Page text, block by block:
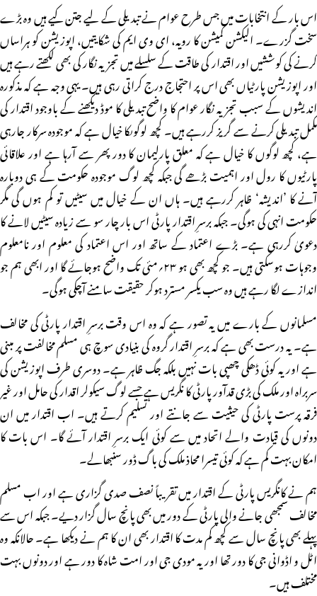
اس بار کے انتخابات میں جس طرح عوام نے تبدیلی کے لیے جتن کیے ہیں وہ بڑے
سخت گزرے۔ الیکشن کمیشن کا رویہ، ای وی ایم کی شکایتیں، اپوزیشن کو ہراساں
کرنے کی کوششیں اور اقتدار کی طاقت کے سلسلے میں تجزیہ نگار کی بھی لکھتے رہے ہیں
اور اپوزیشن پارٹیاں بھی اس پر احتجاج درج کراتی رہی ہیں۔ یہی وجہ ہے کہ مذکورہ
اندیشوں کے سبب تجزیہ نگار عوام کا واضح تبدیلی کا موڈ دیکھنے کے باوجود اقتدار کی
مکمل تبدیلی کرنے سے گریز کررہے ہیں۔ کچھ لوگوںکا خیال ہے کہ موجودہ سرکار جارہی
ہے، کچھ لوگوں کا خیال ہے کہ معلق پارلیمان کا دور پھر سے آرہا ہے اور علاقائی
پارٹیوں کا رول اور اہمیت بڑھے گی جبکہ کچھ لوگ موجودہ حکومت کے ہی دوبارہ
آنے کا ’اندیشہ‘ ظاہر کررہے ہیں۔ ہاں ان کے خیال میں سیٹیں تو کم ہوں گی مگر
حکومت انہی کی ہوگی۔ جبکہ برسرِ اقتدار پارٹی اس بار چار سو سے زیادہ سیٹیں لانے کا
دعویٰ کررہی ہے۔ بڑے اعتماد کے ساتھ اور اس اعتماد کی معلوم اور نامعلوم
وجوہات ہوسکتی ہیں۔ جو کچھ بھی ہو ۲۳؍مئی تک واضح ہوجائے گا اور ابھی ہم جو
اندازے لگا رہے ہیں وہ سب یکسر مسترد ہوکر حقیقت سامنے آچکی ہوگی۔
مسلمانوں کے بارے میں یہ تصور ہے کہ وہ اس وقت برسرِ اقتدار پارٹی کی مخالف
ہے۔ یہ درست بھی ہے کہ برسرِ اقتدار گروہ کی بنیادی سوچ ہی مسلم مخالفت پر مبنی
ہے اور یہ کوئی ڈھکی چھپی بات نہیں بلکہ جگ ظاہر ہے۔ دوسری طرف اپوزیشن کی
سربراہ اور ملک کی بڑی قدآور پارٹی کا نگریس ہے جسے لوگ سیکولر اقدار کی حامل اور غیر
فرقہ پرست پارٹی کی حیثیت سے جانتے اور تسلیم کرتے ہیں۔ اب اقتدار میں ان
دونوں کی قیادت والے اتحاد میں سے کوئی ایک برسرِ اقتدار آئے گا۔ اس بات کا
امکان بہت کم ہے کہ کوئی تیسرا محاذ ملک کی باگ ڈور سنبھالے۔
ہم نے کانگریس پارٹی کے اقتدار میں تقریباً نصف صدی گزاری ہے اور اب مسلم
مخالف سمجھی جانے والی پارٹی کے دور میں بھی پانچ سال گزار دیے۔ جبکہ اس سے
پہلے بھی پانچ سال سے کچھ کم مدت کا اقتدار بھی ان کا ہم نے دیکھا ہے۔ حالانکہ وہ
اٹل و اڈوانی جی کا دور تھا اور یہ مودی جی اور امت شاہ کا دور ہے اور دونوں بہت
مختلف ہیں۔